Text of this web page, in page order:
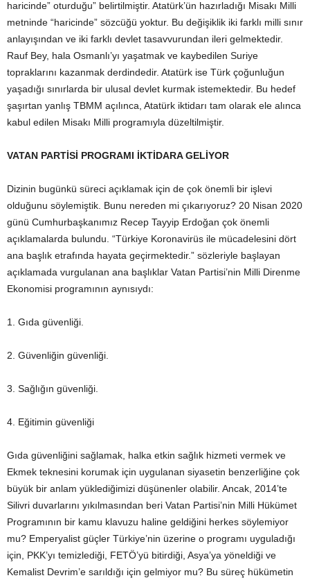
haricinde” oturduğu” belirtilmiştir. Atatürk’ün hazırladığı Misakı Milli
metninde “haricinde” sözcüğü yoktur. Bu değişiklik iki farklı milli sınır
anlayışından ve iki farklı devlet tasavvurundan ileri gelmektedir.
Rauf Bey, hala Osmanlı’yı yaşatmak ve kaybedilen Suriye
topraklarını kazanmak derdindedir. Atatürk ise Türk çoğunluğun
yaşadığı sınırlarda bir ulusal devlet kurmak istemektedir. Bu hedef
şaşırtan yanlış TBMM açılınca, Atatürk iktidarı tam olarak ele alınca
kabul edilen Misakı Milli programıyla düzeltilmiştir.
VATAN PARTİSİ PROGRAMI İKTİDARA GELİYOR
Dizinin bugünkü süreci açıklamak için de çok önemli bir işlevi
olduğunu söylemiştik. Bunu nereden mi çıkarıyoruz? 20 Nisan 2020
günü Cumhurbaşkanımız Recep Tayyip Erdoğan çok önemli
açıklamalarda bulundu. “Türkiye Koronavirüs ile mücadelesini dört
ana başlık etrafında hayata geçirmektedir.” sözleriyle başlayan
açıklamada vurgulanan ana başlıklar Vatan Partisi’nin Milli Direnme
Ekonomisi programının aynısıydı:
1. Gıda güvenliği.
2. Güvenliğin güvenliği.
3. Sağlığın güvenliği.
4. Eğitimin güvenliği
Gıda güvenliğini sağlamak, halka etkin sağlık hizmeti vermek ve
Ekmek teknesini korumak için uygulanan siyasetin benzerliğine çok
büyük bir anlam yüklediğimizi düşünenler olabilir. Ancak, 2014’te
Silivri duvarlarını yıkılmasından beri Vatan Partisi’nin Milli Hükümet
Programının bir kamu klavuzu haline geldiğini herkes söylemiyor
mu? Emperyalist güçler Türkiye’nin üzerine o programı uyguladığı
için, PKK’yı temizlediği, FETÖ’yü bitirdiği, Asya’ya yöneldiği ve
Kemalist Devrim’e sarıldığı için gelmiyor mu? Bu süreç hükümetin